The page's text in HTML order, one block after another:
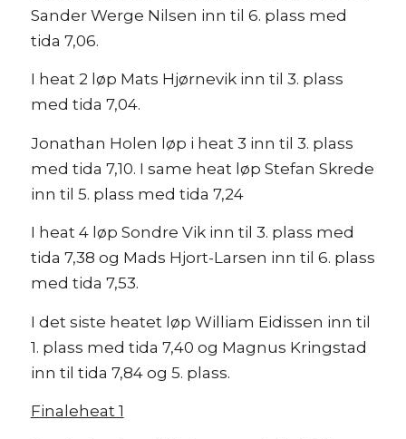
Sander Werge Nilsen inn til 6. plass med
tida 7,06.
I heat 2 løp Mats Hjørnevik inn til 3. plass
med tida 7,04.
Jonathan Holen løp i heat 3 inn til 3. plass
med tida 7,10. I same heat løp Stefan Skrede
inn til 5. plass med tida 7,24
I heat 4 løp Sondre Vik inn til 3. plass med
tida 7,38 og Mads Hjort-Larsen inn til 6. plass
med tida 7,53.
I det siste heatet løp William Eidissen inn til
1. plass med tida 7,40 og Magnus Kringstad
inn til tida 7,84 og 5. plass.
Finaleheat 1